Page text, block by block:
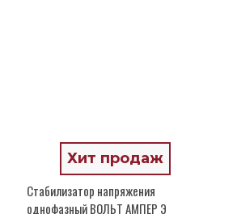
Хит продаж
Стабилизатор напряжения
однофазный ВОЛЬТ АМПЕР Э